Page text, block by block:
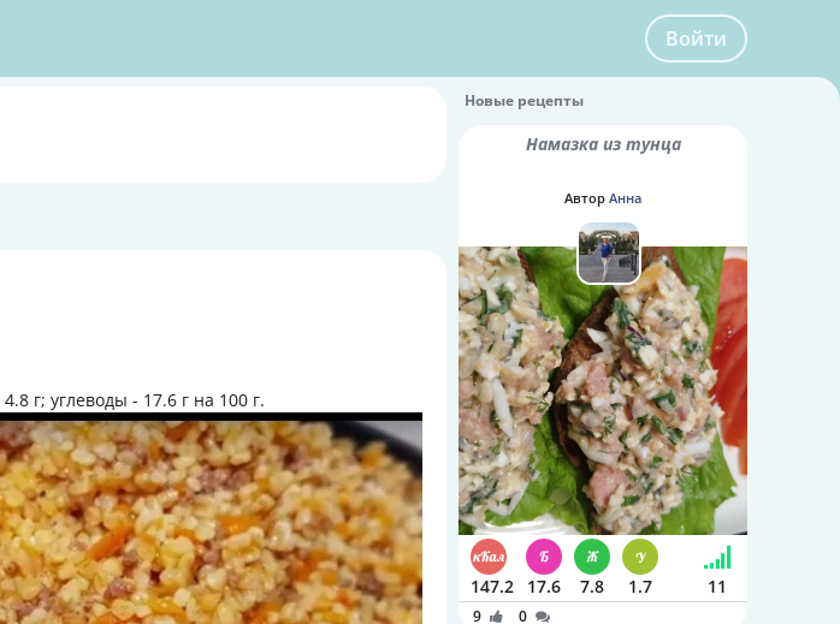
Войти
4.8 г; углеводы - 17.6 г на 100 г.
Новые рецепты
Намазка из тунца
Автор Анна
147.2 17.6 7.8 1.7 11
9 0